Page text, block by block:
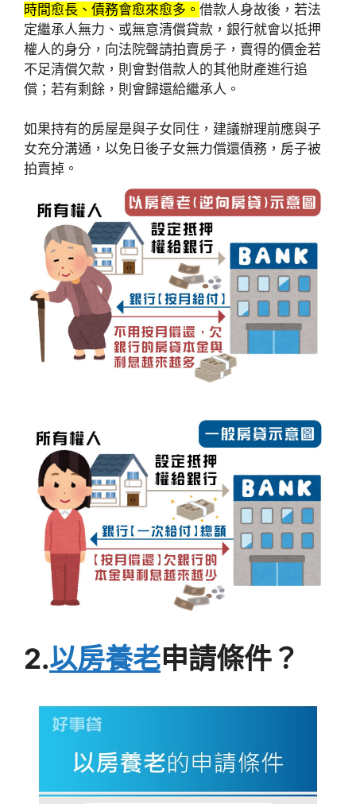
時間愈長、債務會愈來愈多。 借款人身故後，若法
定繼承人無力、或無意清償貸款，銀行就會以抵押
權人的身分，向法院聲請拍賣房子，賣得的價金若
不足清償欠款，則會對借款人的其他財產進行追
償；若有剩餘，則會歸還給繼承人。
如果持有的房屋是與子女同住，建議辦理前應與子
女充分溝通，以免日後子女無力償還債務，房子被
拍賣掉。
2.以房養老申請條件？